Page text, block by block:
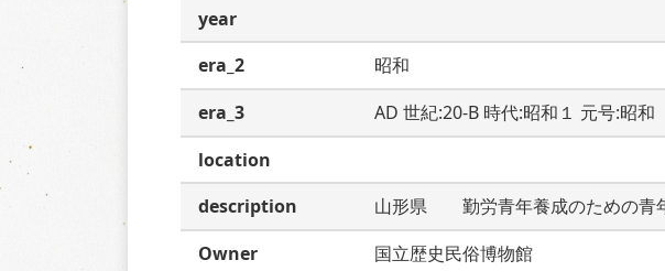
year
era_2
昭和
era_3
AD 世紀:20-B 時代:昭和１ 元号:昭和
location
description
山形県　　勤労青年養成のための青
Owner
国立歴史民俗博物館